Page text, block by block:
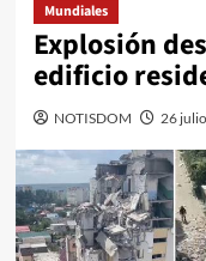
Mundiales
Explosión
edificio
NOTISDOM 26